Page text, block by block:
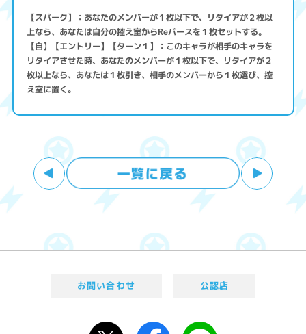
【スパーク】：あなたのメンバーが１枚以下で、リタイアが２枚以
上なら、あなたは自分の控え室からReバースを１枚セットする。
【自】【エントリー】【ターン１】：このキャラが相手のキャラを
リタイアさせた時、あなたのメンバーが１枚以下で、リタイアが２
枚以上なら、あなたは１枚引き、相手のメンバーから１枚選び、控
え室に置く。
お問い合わせ 公認店